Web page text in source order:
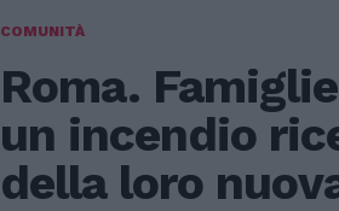
COMUNITÀ
Roma.
un incendio
della loro